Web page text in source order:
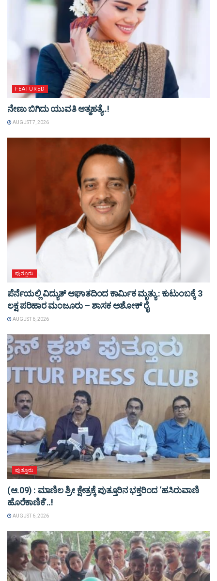
FEATURED
ನೇಣು ಬಿಗಿದು ಯುವತಿ ಆತ್ಮಹತ್ಯೆ..!
AUGUST 7, 2026
ಪುತ್ತೂರು
ಪೆರ್ನೆಯಲ್ಲಿ ವಿದ್ಯುತ್ ಆಘಾತದಿಂದ ಕಾರ್ಮಿಕ ಮೃತ್ಯು : ಕುಟುಂಬಕ್ಕೆ 3
ಲಕ್ಷ ಪರಿಹಾರ ಮಂಜೂರು – ಶಾಸಕ ಅಶೋಕ್ ರೈ
AUGUST 6, 2026
ಪುತ್ತೂರು
(ಆ.09) : ಮಾಣಿಲ ಶ್ರೀ ಕ್ಷೇತ್ರಕ್ಕೆ ಪುತ್ತೂರಿನ ಭಕ್ತರಿಂದ ‘ಹಸಿರುವಾಣಿ
ಹೊರೆಕಾಣಿಕೆ’..!
AUGUST 6, 2026